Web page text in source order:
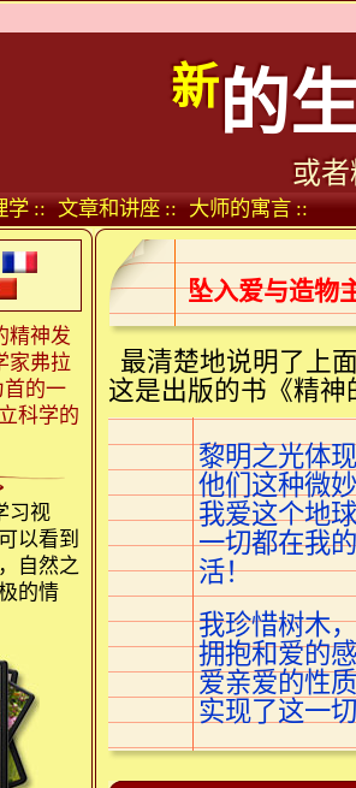
新的
或
学 :: 文章和讲座 :: 大师的寓言 ::
精神发
家弗拉
首的一
科学的
习视
以看到
自然之
的情
坠入爱与造物
最清楚地说明了上
这是出版的书《精
黎明之光体
他们这种微
我爱这个地
一切都在我
活！
我珍惜树木
拥抱和爱的
爱亲爱的性
实现了这一